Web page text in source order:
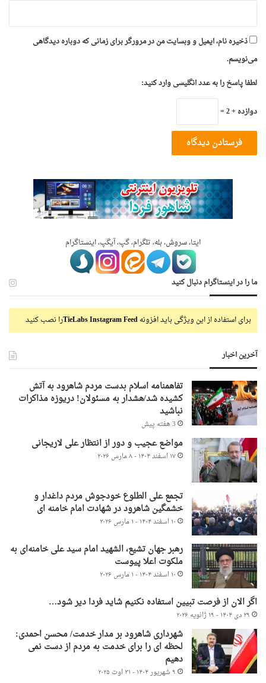
ذخیره نام، ایمیل و وبسایت من در مرورگر برای زمانی که دوباره دیدگاهی
می‌نویسم.
لطفا پاسخ را به عدد انگلیسی وارد کنید:
دوازده + 2 =
ایتا، سروش، بله، تلگرام، گپ، آیگپ، اینستاگرام
ما را در اینستاگرام دنبال کنید
برای استفاده از این ویژگی باید افزونهTieLabs Instagram Feedرا نصب کنید
آخرین اخبار
تفاهمنامه اسلام بدست مردم شاهرود به آتش
کشیده شد/هشدار به مسئولان! دریوزه مذاکرات
نباشید
3 هفته پیش
مواضع عجیب و دور از انتظار علی لاریجانی
۱۷ اسفند ۱۴۰۴ - ۸ مارس ۲۰۲۶
تجمع علی الطلوع خودجوش مردم داغدار و
خشمگین شاهرود در شهادت امام خامنه ای
۱۰ اسفند ۱۴۰۴ - ۱ مارس ۲۰۲۶
رهبر جهان تشیع، الشهید امام سید علی خامنه‌ای به
ملکوت اعلا پیوست
۱۰ اسفند ۱۴۰۴ - ۱ مارس ۲۰۲۶
اگر الان از فرصت تبیین استفاده نکنیم شاید فردا دیر شود…
۲۹ دی ۱۴۰۴ - ۱۹ ژانویه ۲۰۲۶
شهرداری شاهرود بر مدار خدمت/ محسن احمدی:
لحظه ای را برای خدمت به مردم از دست نمی
دهیم
۹ شهریور ۱۴۰۴ - ۳۱ اوت ۲۰۲۵